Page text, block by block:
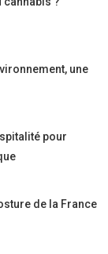
une
pour
de la France